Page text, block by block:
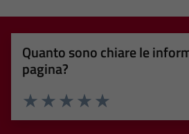
Quanto sono chiare le
pagina?
Valuta 5 stelle su 5
Valuta 4 stelle su 5
Valuta 3 stelle su 5
Valuta 2 stelle su 5
Valuta 1 stelle su 5